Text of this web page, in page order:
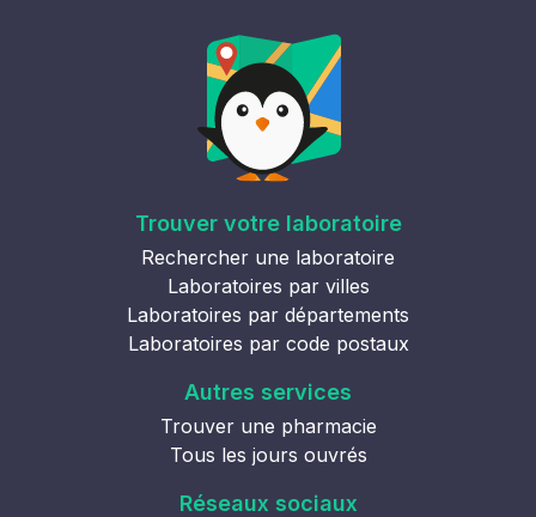
Trouver votre laboratoire
Rechercher une laboratoire
Laboratoires par villes
Laboratoires par départements
Laboratoires par code postaux
Autres services
Trouver une pharmacie
Tous les jours ouvrés
Réseaux sociaux